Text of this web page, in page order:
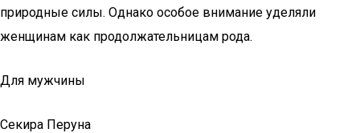
природные силы. Однако особое внимание уделяли
женщинам как продолжательницам рода.
Для мужчины
Секира Перуна